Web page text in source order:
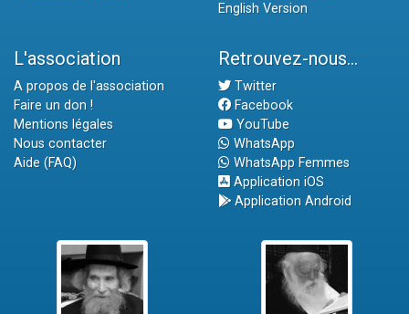
English Version
L'association
A propos de l'association
Faire un don !
Mentions légales
Nous contacter
Aide (FAQ)
Retrouvez-nous...
Twitter
Facebook
YouTube
WhatsApp
WhatsApp Femmes
Application iOS
Application Android